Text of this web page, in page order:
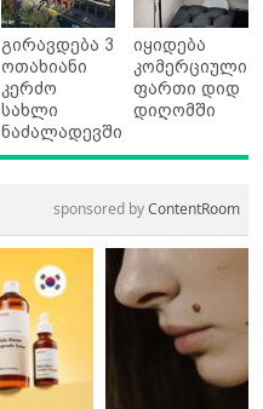
გირავდება 3
ოთახიანი
კერძო
სახლი
ნაძალადევში
იყიდება
კომერციული
ფართი დიდ
დიღომში
sponsored byContentRoom